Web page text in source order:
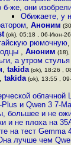
б-же, они
Обижаете, у
, Аноним
(ok), 05:18 , 06-Июн-
рюмочную,
, Аноним
а утром стулья
, takida (ok), 18:26 ,
, takida (ok), 13:55 ,
облачной
и Qwen 3 7-
большее и не
и не плоха на
на тест
лучше чем